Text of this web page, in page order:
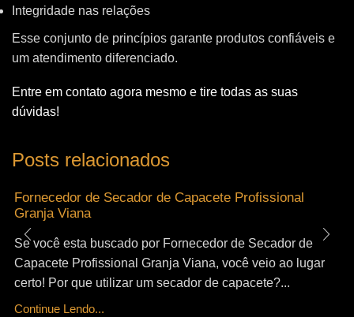
Integridade nas relações
Esse conjunto de princípios garante produtos confiáveis e
um atendimento diferenciado.
Entre em contato agora mesmo e tire todas as suas
dúvidas!
Posts relacionados
Fornecedor de Secador de Capacete Profissional
Granja Viana
Se você esta buscado por Fornecedor de Secador de
Capacete Profissional Granja Viana, você veio ao lugar
certo! Por que utilizar um secador de capacete?...
Continue Lendo...